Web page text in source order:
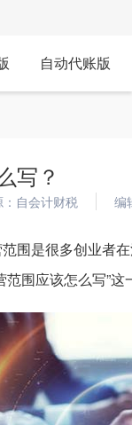
自动代账版
写？
：自会计财税 编
围是很多创业者
围应该怎么写”